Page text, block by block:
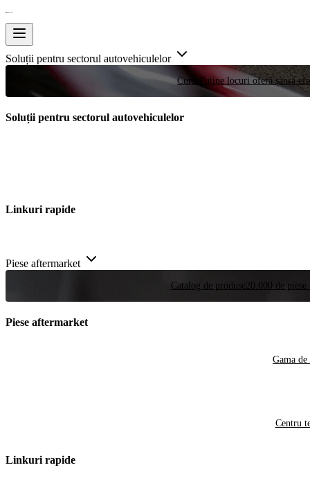
Soluții pentru sectorul autovehiculelor
Curse Puține locuri oferă șansa
Soluții pentru sectorul autovehiculelor
Linkuri rapide
Piese aftermarket
Catalog de produse 20.000 de
Piese aftermarket
Gama de
Centru
Linkuri rapide